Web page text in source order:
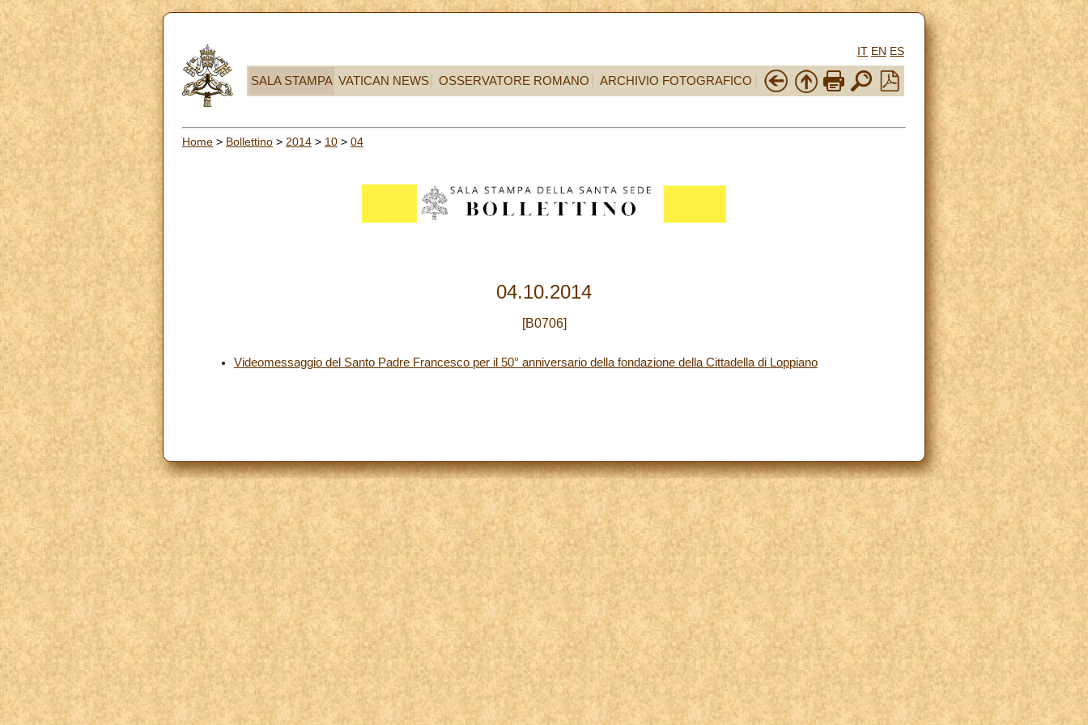
IT EN ES
SALA STAMPA VATICAN NEWS OSSERVATORE ROMANO ARCHIVIO FOTOGRAFICO
Home > Bollettino > 2014 > 10 > 04
04.10.2014
[B0706]
Videomessaggio del Santo Padre Francesco per il 50° anniversario della fondazione della Cittadella di Loppiano